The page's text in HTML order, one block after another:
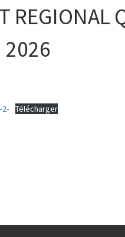
REGIONAL
2026
2- Télécharger